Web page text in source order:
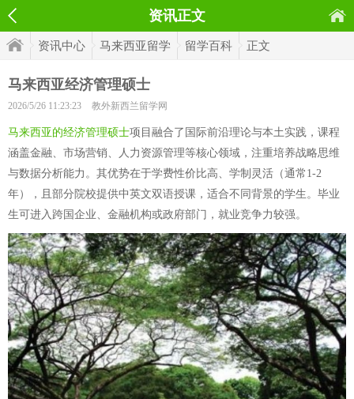
资讯正文
资讯中心 马来西亚留学 留学百科 正文
马来西亚经济管理硕士
2026/5/26 11:23:23 教外新西兰留学网
马来西亚的经济管理硕士项目融合了国际前沿理论与本土实践，课程
涵盖金融、市场营销、人力资源管理等核心领域，注重培养战略思维
与数据分析能力。其优势在于学费性价比高、学制灵活（通常1-2
年），且部分院校提供中英文双语授课，适合不同背景的学生。毕业
生可进入跨国企业、金融机构或政府部门，就业竞争力较强。